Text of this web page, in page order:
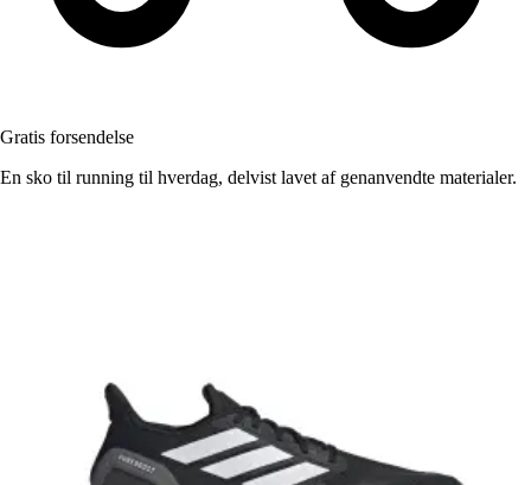
Gratis forsendelse
En sko til running til hverdag, delvist lavet af genanvendte materialer.